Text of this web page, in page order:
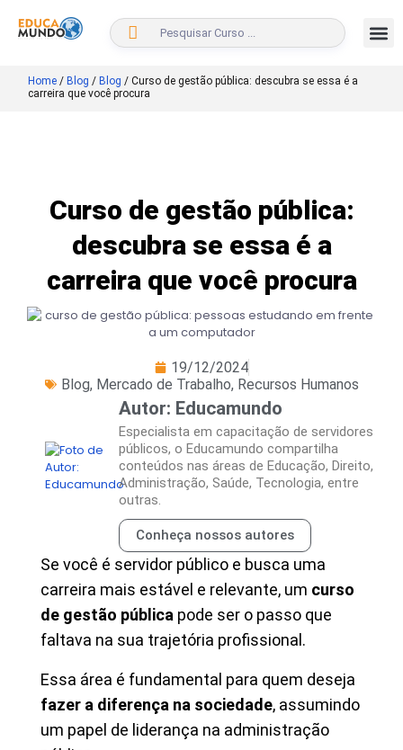
BUSCAR
Home / Blog / Blog / Curso de gestão pública: descubra se essa é a
carreira que você procura
Curso de gestão pública:
descubra se essa é a
carreira que você procura
19/12/2024
Blog, Mercado de Trabalho, Recursos Humanos
Autor: Educamundo
Especialista em capacitação de servidores
públicos, o Educamundo compartilha
conteúdos nas áreas de Educação, Direito,
Administração, Saúde, Tecnologia, entre
outras.
Conheça nossos autores
Se você é servidor público e busca uma
carreira mais estável e relevante, um curso
de gestão pública pode ser o passo que
faltava na sua trajetória profissional.
Essa área é fundamental para quem deseja
fazer a diferença na sociedade, assumindo
um papel de liderança na administração